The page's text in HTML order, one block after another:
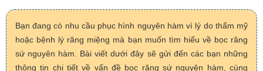
Bạn đang có nhu cầu phục hình nguyên hàm vì lý do thẩm mỹ
hoặc bệnh lý răng miệng mà bạn muốn tìm hiểu về bọc răng
sứ nguyên hàm. Bài viết dưới đây sẽ gửi đến các bạn những
thông tin chi tiết về vấn đề bọc răng sứ nguyên hàm, cùng